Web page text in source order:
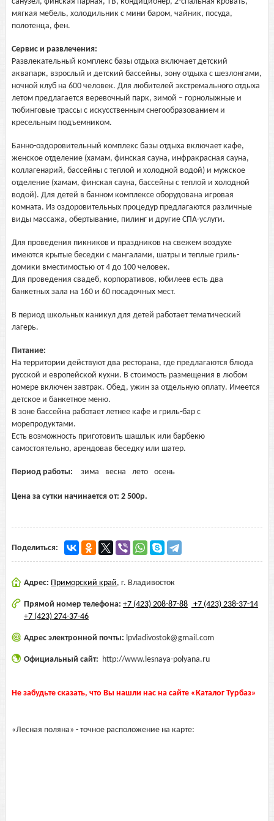
мягкая мебель, холодильник с мини баром, чайник, посуда,
полотенца, фен.
Сервис и развлечения:
Развлекательный комплекс базы отдыха включает детский
аквапарк, взрослый и детский бассейны, зону отдыха с шезлонгами,
ночной клуб на 600 человек. Для любителей экстремального отдыха
летом предлагается веревочный парк, зимой – горнолыжные и
тюбинговые трассы с искусственным снегообразованием и
кресельным подъемником.
Банно-оздоровительный комплекс базы отдыха включает кафе,
женское отделение (хамам, финская сауна, инфракрасная сауна,
коллагенарий, бассейны с теплой и холодной водой) и мужское
отделение (хамам, финская сауна, бассейны с теплой и холодной
водой). Для детей в банном комплексе оборудована игровая
комната. Из оздоровительных процедур предлагаются различные
виды массажа, обертывание, пилинг и другие СПА-услуги.
Для проведения пикников и праздников на свежем воздухе
имеются крытые беседки с мангалами, шатры и теплые гриль-
домики вместимостью от 4 до 100 человек.
Для проведения свадеб, корпоративов, юбилеев есть два
банкетных зала на 160 и 60 посадочных мест.
В период школьных каникул для детей работает тематический
лагерь.
Питание:
На территории действуют два ресторана, где предлагаются блюда
русской и европейской кухни. В стоимость размещения в любом
номере включен завтрак. Обед, ужин за отдельную оплату. Имеется
детское и банкетное меню.
В зоне бассейна работает летнее кафе и гриль-бар с
морепродуктами.
Есть возможность приготовить шашлык или барбекю
самостоятельно, арендовав беседку или шатер.
Период работы: зима весна лето осень
Цена за сутки начинается от: 2 500р.
Поделиться:
Адрес: Приморский край, г. Владивосток
Прямой номер телефона: +7 (423) 208-87-88 +7 (423) 238-37-14
+7 (423) 274-37-46
Адрес электронной почты: lpvladivostok@gmail.com
Официальный сайт: http://www.lesnaya-polyana.ru
Не забудьте сказать, что Вы нашли нас на сайте «Каталог Турбаз»
«Лесная поляна» - точное расположение на карте: